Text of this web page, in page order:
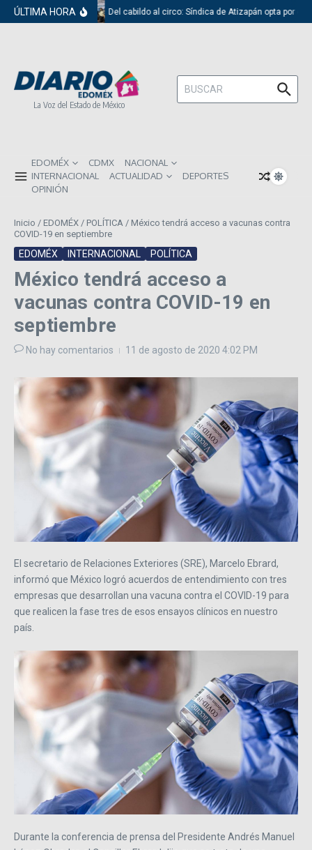
Saltar al contenido
ÚLTIMA HORA Del cabildo al circo: Síndica de Atizapán opta por el
La Voz del Estado de México
Buscar:
EDOMÉX CDMX
NACIONAL
INTERNACIONAL
ACTUALIDAD
DEPORTES
OPINIÓN
Inicio / EDOMÉX / POLÍTICA / México tendrá acceso a vacunas contra
COVID-19 en septiembre
EDOMÉX INTERNACIONAL POLÍTICA
México tendrá acceso a
vacunas contra COVID-19 en
septiembre
No hay comentarios 11 de agosto de 2020 4:02 PM
El secretario de Relaciones Exteriores (SRE), Marcelo Ebrard,
informó que México logró acuerdos de entendimiento con tres
empresas que desarrollan una vacuna contra el COVID-19 para
que realicen la fase tres de esos ensayos clínicos en nuestro
país.
Durante la conferencia de prensa del Presidente Andrés Manuel